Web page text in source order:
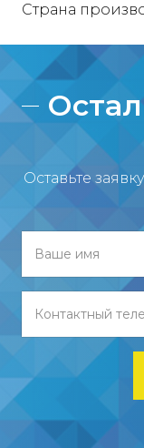
Страна
Оставьте